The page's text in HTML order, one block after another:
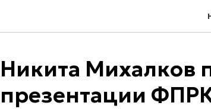
Никита Михалков
презентации